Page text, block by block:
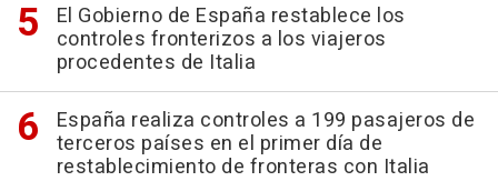
El Gobierno de España restablece los
controles fronterizos a los viajeros
procedentes de Italia
España realiza controles a 199 pasajeros de
terceros países en el primer día de
restablecimiento de fronteras con Italia